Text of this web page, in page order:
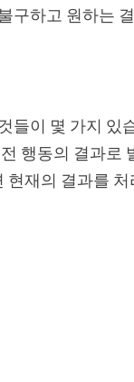
구하고 원하는
들이 몇 가지 있
행동의 결과로
재의 결과를